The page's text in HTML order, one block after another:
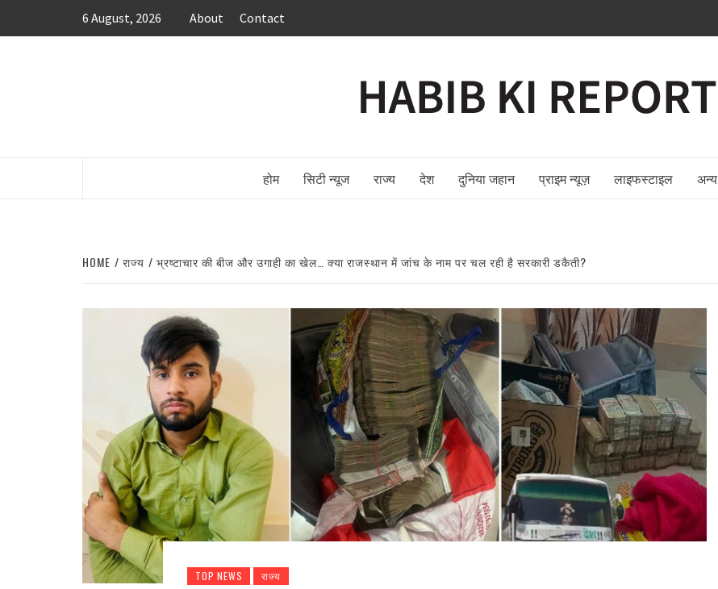
6 August, 2026 About Contact
होम सिटी न्यूज राज्य देश दुनिया जहान प्राइम न्यूज़ लाइफस्टाइल अन्य
HOME राज्य भ्रष्टाचार की बीज और उगाही का खेल… क्या राजस्थान में जांच के नाम पर चल रही है सरकारी डकैती?
TOP NEWS राज्य